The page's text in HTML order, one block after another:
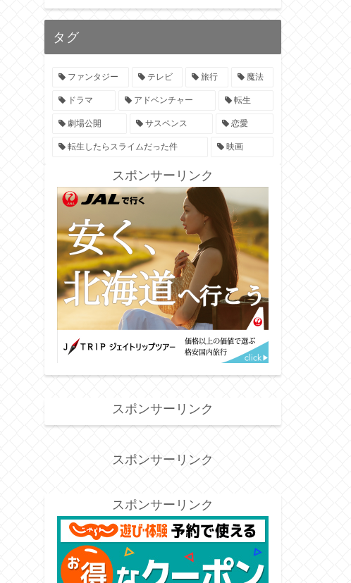
タグ
ファンタジー テレビ 旅行 魔法
ドラマ アドベンチャー 転生
劇場公開 サスペンス 恋愛
転生したらスライムだった件 映画
スポンサーリンク
スポンサーリンク
スポンサーリンク
スポンサーリンク